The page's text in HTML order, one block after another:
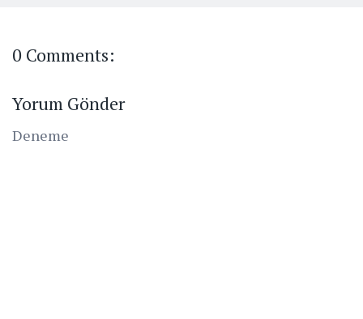
0 Comments:
Yorum Gönder
Deneme